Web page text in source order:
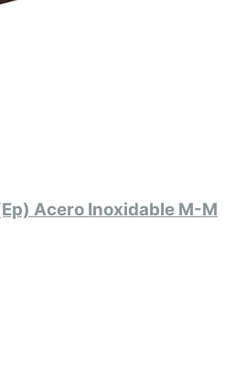
Acero Inoxidable M-M